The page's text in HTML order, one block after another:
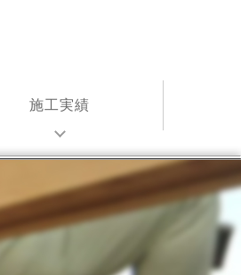
施工実績